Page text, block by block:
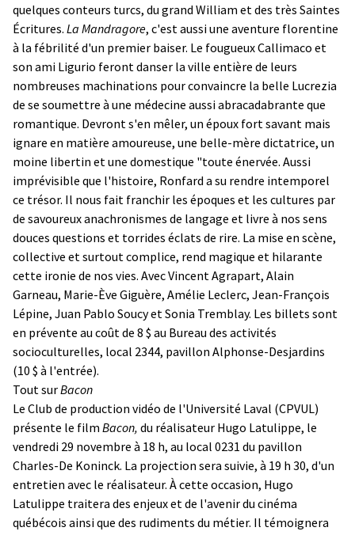
quelques conteurs turcs, du grand William et des très Saintes
Écritures. La Mandragore, c'est aussi une aventure florentine
à la fébrilité d'un premier baiser. Le fougueux Callimaco et
son ami Ligurio feront danser la ville entière de leurs
nombreuses machinations pour convaincre la belle Lucrezia
de se soumettre à une médecine aussi abracadabrante que
romantique. Devront s'en mêler, un époux fort savant mais
ignare en matière amoureuse, une belle-mère dictatrice, un
moine libertin et une domestique "toute énervée. Aussi
imprévisible que l'histoire, Ronfard a su rendre intemporel
ce trésor. Il nous fait franchir les époques et les cultures par
de savoureux anachronismes de langage et livre à nos sens
douces questions et torrides éclats de rire. La mise en scène,
collective et surtout complice, rend magique et hilarante
cette ironie de nos vies. Avec Vincent Agrapart, Alain
Garneau, Marie-Ève Giguère, Amélie Leclerc, Jean-François
Lépine, Juan Pablo Soucy et Sonia Tremblay. Les billets sont
en prévente au coût de 8 $ au Bureau des activités
socioculturelles, local 2344, pavillon Alphonse-Desjardins
(10 $ à l'entrée).
Tout surBacon
Le Club de production vidéo de l'Université Laval (CPVUL)
présente le film Bacon, du réalisateur Hugo Latulippe, le
vendredi 29 novembre à 18 h, au local 0231 du pavillon
Charles-De Koninck. La projection sera suivie, à 19 h 30, d'un
entretien avec le réalisateur. À cette occasion, Hugo
Latulippe traitera des enjeux et de l'avenir du cinéma
québécois ainsi que des rudiments du métier. Il témoignera